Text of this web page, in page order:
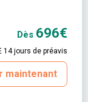
Dès 696€
14 jours de préavis
maintenant